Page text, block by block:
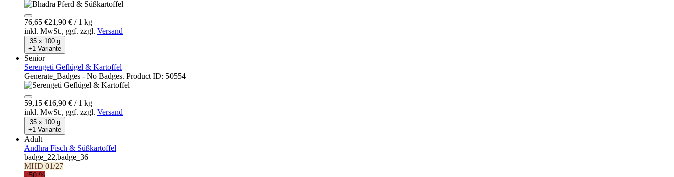
76,65 €21,90 € / 1 kg
inkl. MwSt., ggf. zzgl. Versand
35 x 100 g
+1 Variante
Senior
Serengeti Geflügel & Kartoffel
Generate_Badges - No Badges. Product ID: 50554
59,15 €16,90 € / 1 kg
inkl. MwSt., ggf. zzgl. Versand
35 x 100 g
+1 Variante
Adult
Andhra Fisch & Süßkartoffel
badge_22,badge_36
MHD 01/27